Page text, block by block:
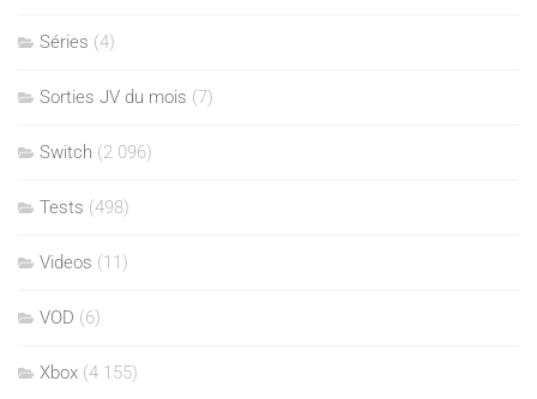
Séries (4)
Sorties JV du mois (7)
Switch (2 096)
Tests (498)
Videos (11)
VOD (6)
Xbox (4 155)